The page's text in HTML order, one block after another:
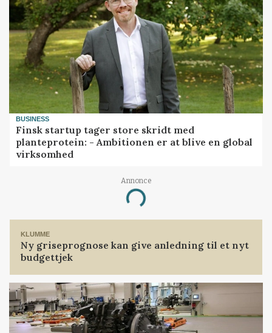
BUSINESS
Finsk startup tager store skridt med
planteprotein: - Ambitionen er at blive en global
virksomhed
Annonce
Loading...
KLUMME
Ny griseprognose kan give anledning til et nyt
budgettjek